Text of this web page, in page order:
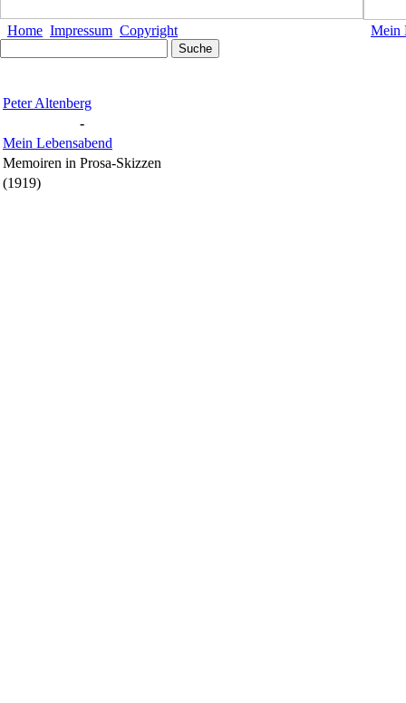
Home Impressum Copyright Mein
Peter Altenberg
-
Mein Lebensabend
Memoiren in Prosa-Skizzen
(1919)